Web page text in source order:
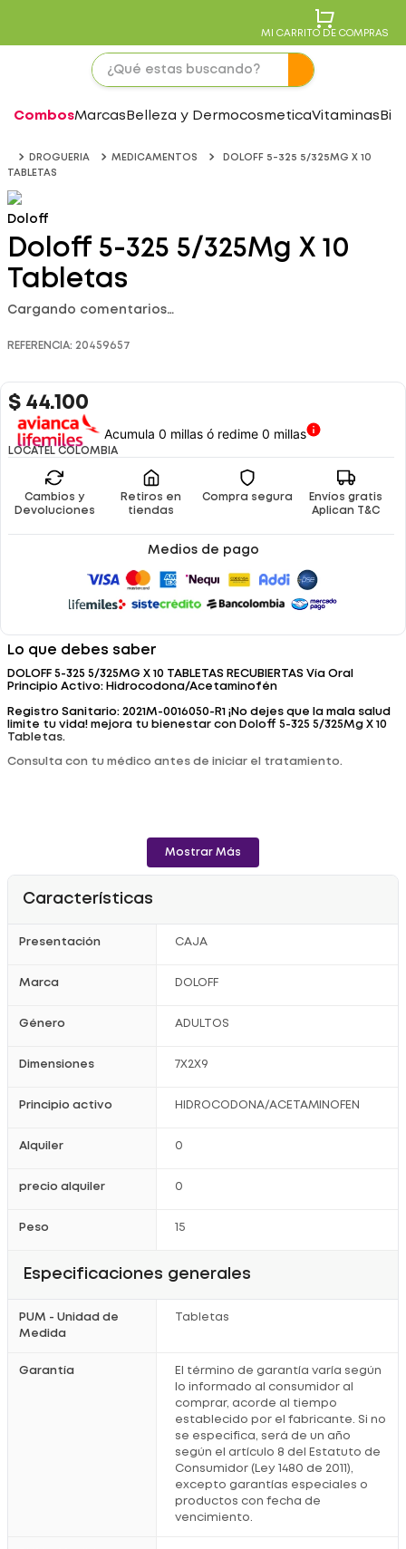
MI CARRITO DE COMPRAS
CombosMarcas Belleza y DermocosmeticaVitaminas
DROGUERIA MEDICAMENTOS
DOLOFF 5-325 5/325MG X 10
TABLETAS
Doloff
Doloff 5-325 5/325Mg X 10
Tabletas
Cargando comentarios…
REFERENCIA: 20459657
$ 44.100
Acumula 0 millas ó redime 0 millas
LOCATEL COLOMBIA
Cambios y
Devoluciones
Retiros en
tiendas
Compra segura
Envíos gratis
Aplican T&C
Medios de pago
Lo que debes saber
DOLOFF 5-325 5/325MG X 10 TABLETAS RECUBIERTAS Vía Oral
Principio Activo: Hidrocodona/Acetaminofén
Registro Sanitario: 2021M-0016050-R1 ¡No dejes que la mala salud
limite tu vida! mejora tu bienestar con Doloff 5-325 5/325Mg X 10
Tabletas.
Consulta con tu médico antes de iniciar el tratamiento.
Mostrar Más
Características
Presentación CAJA
Marca DOLOFF
Género ADULTOS
Dimensiones 7X2X9
Principio activo HIDROCODONA/ACETAMINOFEN
Alquiler 0
precio alquiler 0
Peso 15
Especificaciones generales
PUM - Unidad de
Medida
Tabletas
Garantía
El término de garantía varía según
lo informado al consumidor al
comprar, acorde al tiempo
establecido por el fabricante. Si no
se especifica, será de un año
según el artículo 8 del Estatuto de
Consumidor (Ley 1480 de 2011),
excepto garantías especiales o
productos con fecha de
vencimiento.